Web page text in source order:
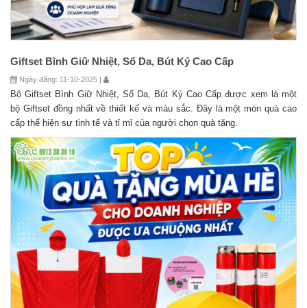
Giftset Bình Giữ Nhiệt, Sổ Da, Bút Ký Cao Cấp
Ngày đăng: 11-10-2025 |
Bộ Giftset Bình Giữ Nhiệt, Sổ Da, Bút Ký Cao Cấp được xem là một
bộ Giftset đồng nhất về thiết kế và màu sắc. Đây là một món quà cao
cấp thể hiện sự tinh tế và tỉ mỉ của người chọn quà tặng.